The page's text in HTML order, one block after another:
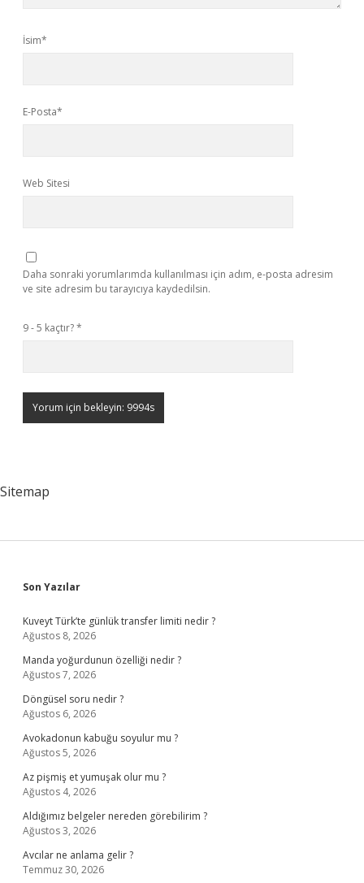
İsim*
E-Posta*
Web Sitesi
Daha sonraki yorumlarımda kullanılması için adım, e-posta adresim
ve site adresim bu tarayıcıya kaydedilsin.
9 - 5 kaçtır?*
Sitemap
Sidebar
Son Yazılar
Kuveyt Türk’te günlük transfer limiti nedir ?
Ağustos 8, 2026
Manda yoğurdunun özelliği nedir ?
Ağustos 7, 2026
Döngüsel soru nedir ?
Ağustos 6, 2026
Avokadonun kabuğu soyulur mu ?
Ağustos 5, 2026
Az pişmiş et yumuşak olur mu ?
Ağustos 4, 2026
Aldığımız belgeler nereden görebilirim ?
Ağustos 3, 2026
Avcılar ne anlama gelir ?
Temmuz 30, 2026